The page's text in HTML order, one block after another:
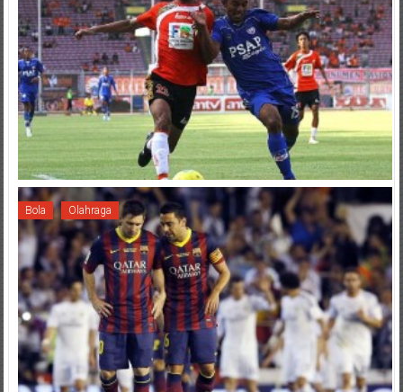
Bola Olahraga